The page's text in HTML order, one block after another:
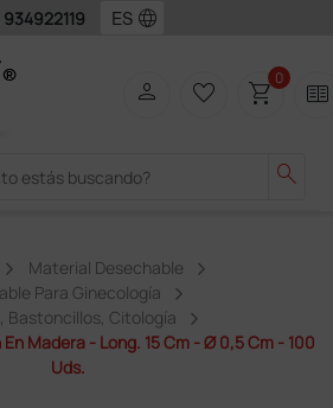
934922119 language
search
person favorite_border shopping_cart0 two_pager
Material Desechable
Para Ginecología
Bastoncillos, Citología
Madera - Long. 15 Cm - Ø 0,5 Cm - 100
Uds.